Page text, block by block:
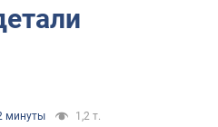
минуты 1,2 т.